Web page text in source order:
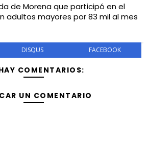
de Morena que participó en el
adultos mayores por 83 mil al mes
DISQUS FACEBOOK
COMENTARIOS:
UN COMENTARIO